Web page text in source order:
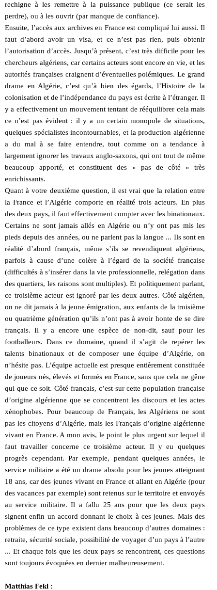
rechigne à les remettre à la puissance publique (ce serait les
perdre), ou à les ouvrir (par manque de confiance).
Ensuite, l’accès aux archives en France est compliqué lui aussi. Il
faut d’abord avoir un visa, et ce n’est pas rien, puis obtenir
l’autorisation d’accès. Jusqu’à présent, c’est très difficile pour les
chercheurs algériens, car certains acteurs sont encore en vie, et les
autorités françaises craignent d’éventuelles polémiques. Le grand
drame en Algérie, c’est qu’à bien des égards, l’Histoire de la
colonisation et de l’indépendance du pays est écrite à l’étranger. Il
y a effectivement un mouvement tentant de rééquilibrer cela mais
ce n’est pas évident : il y a un certain monopole de situations,
quelques spécialistes incontournables, et la production algérienne
a du mal à se faire entendre, tout comme on a tendance à
largement ignorer les travaux anglo-saxons, qui ont tout de même
beaucoup apporté, et constituent des « pas de côté » très
enrichissants.
Quant à votre deuxième question, il est vrai que la relation entre
la France et l’Algérie comporte en réalité trois acteurs. En plus
des deux pays, il faut effectivement compter avec les binationaux.
Certains ne sont jamais allés en Algérie ou n’y ont pas mis les
pieds depuis des années, ou ne parlent pas la langue ... Ils sont en
réalité d’abord français, même s’ils se revendiquent algériens,
parfois à cause d’une colère à l’égard de la société française
(difficultés à s’insérer dans la vie professionnelle, relégation dans
des quartiers, les raisons sont multiples). Et politiquement parlant,
ce troisième acteur est ignoré par les deux autres. Côté algérien,
on ne dit jamais à la jeune émigration, aux enfants de la troisième
ou quatrième génération qu’ils n’ont pas à avoir honte de se dire
français. Il y a encore une espèce de non-dit, sauf pour les
footballeurs. Dans ce domaine, quand il s’agit de repérer les
talents binationaux et de composer une équipe d’Algérie, on
n’hésite pas. L’équipe actuelle est presque entièrement constituée
de joueurs nés, élevés et formés en France, sans que cela ne gêne
qui que ce soit. Côté français, c’est sur cette population française
d’origine algérienne que se concentrent les discours et les actes
xénophobes. Pour beaucoup de Français, les Algériens ne sont
pas les citoyens d’Algérie, mais les Français d’origine algérienne
vivant en France. A mon avis, le point le plus urgent sur lequel il
faut travailler concerne ce troisième acteur. Il y eu quelques
progrès cependant. Par exemple, pendant quelques années, le
service militaire a été un drame absolu pour les jeunes atteignant
18 ans, car des jeunes vivant en France et allant en Algérie (pour
des vacances par exemple) sont retenus sur le territoire et envoyés
au service militaire. Il a fallu 25 ans pour que les deux pays
signent enfin un accord donnant le choix à ces jeunes. Mais des
problèmes de ce type existent dans beaucoup d’autres domaines :
retraite, sécurité sociale, possibilité de voyager d’un pays à l’autre
... Et chaque fois que les deux pays se rencontrent, ces questions
sont toujours évoquées en dernier malheureusement.
Matthias Fekl :